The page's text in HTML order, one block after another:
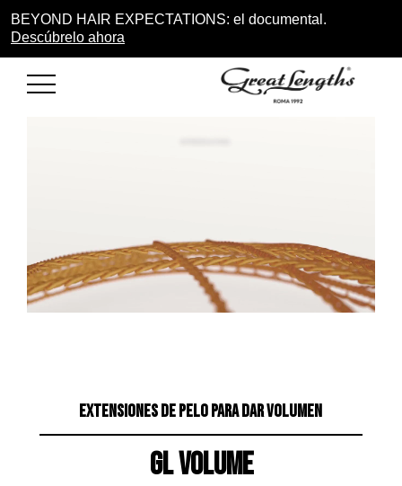
BEYOND HAIR EXPECTATIONS: el documental.
Descúbrelo ahora
EXTENSIONES DE PELO PARA DAR VOLUMEN
GL VOLUME